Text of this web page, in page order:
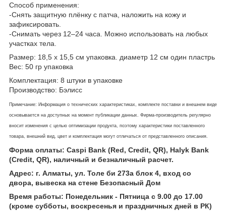
Способ применения:
-Снять защитную плёнку с патча, наложить на кожу и
зафиксировать.
-Снимать через 12–24 часа. Можно использовать на любых
участках тела.
Размер: 18,5 х 15,5 см упаковка. диаметр 12 см один пластрь
Вес: 50 гр упаковка
Комплектация: 8 штуки в упаковке
Производство: Бэлисс
Примечание: Информация о технических характеристиках, комплекте поставки и внешнем виде
основывается на доступных на момент публикации данных. Фирма-производитель регулярно
вносит изменения с целью оптимизации продукта, поэтому характеристики поставленного
товара, внешний вид, цвет и комплектация могут отличаться от представленного описания.
Форма оплаты: Caspi Bank (Red, Credit, QR), Halyk Bank
(Credit, QR), наличный и безналичный расчет.
Адрес: г. Алматы, ул. Толе би 273а блок 4, вход со
двора, вывеска на стене Безопасный Дом
Время работы: Понедельник - Пятница с 9.00 до 17.00
(кроме субботы, воскресенья и праздничных дней в РК)